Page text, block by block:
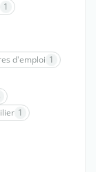
1
d'emploi 1
1